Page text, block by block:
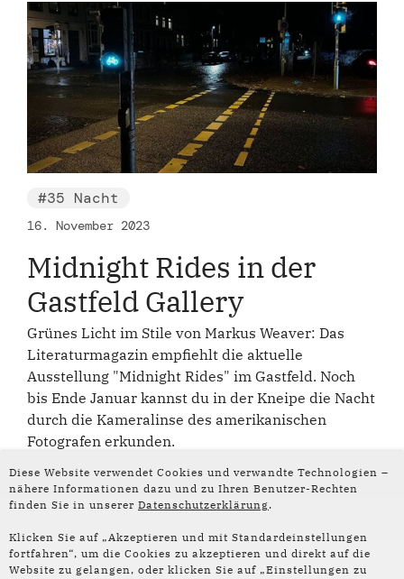
Diese Website verwendet Cookies und verwandte Technologien –
nähere Informationen dazu und zu Ihren Benutzer-Rechten
finden Sie in unserer Datenschutzerklärung.
Klicken Sie auf „Akzeptieren und mit Standardeinstellungen
fortfahren“, um die Cookies zu akzeptieren und direkt auf die
Website zu gelangen, oder klicken Sie auf „Einstellungen zu
#35 Nacht
16. November 2023
Midnight Rides in der
Gastfeld Gallery
Grünes Licht im Stile von Markus Weaver: Das
Literaturmagazin empfiehlt die aktuelle
Ausstellung "Midnight Rides" im Gastfeld. Noch
bis Ende Januar kannst du in der Kneipe die Nacht
durch die Kameralinse des amerikanischen
Fotografen erkunden.